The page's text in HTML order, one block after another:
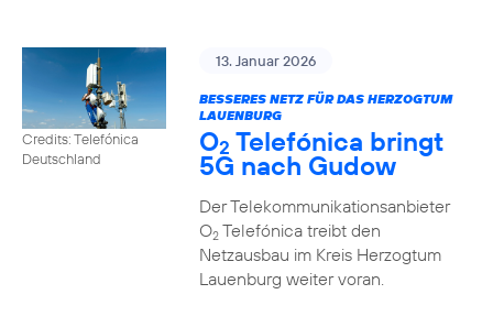
Credits: Telefónica
Deutschland
13. Januar 2026
BESSERES NETZ FÜR DAS HERZOGTUM
LAUENBURG
O2 Telefónica bringt
5G nach Gudow
Der Telekommunikationsanbieter
O2Telefónica treibt den
Netzausbau im Kreis Herzogtum
Lauenburg weiter voran.